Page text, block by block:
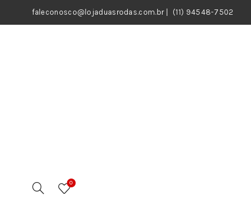
faleconosco@lojaduasrodas.com.br| (11) 94548-7502
0